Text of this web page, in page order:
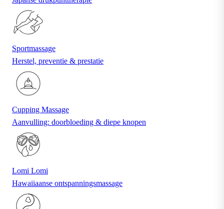
Sportmassage
Herstel, preventie & prestatie
Cupping Massage
Aanvulling: doorbloeding & diepe knopen
Lomi Lomi
Hawaiiaanse ontspanningsmassage